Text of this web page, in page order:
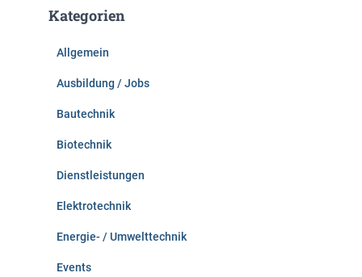
n
Kategorien
Allgemein
Ausbildung / Jobs
Bautechnik
Biotechnik
Dienstleistungen
Elektrotechnik
Energie- / Umwelttechnik
Events